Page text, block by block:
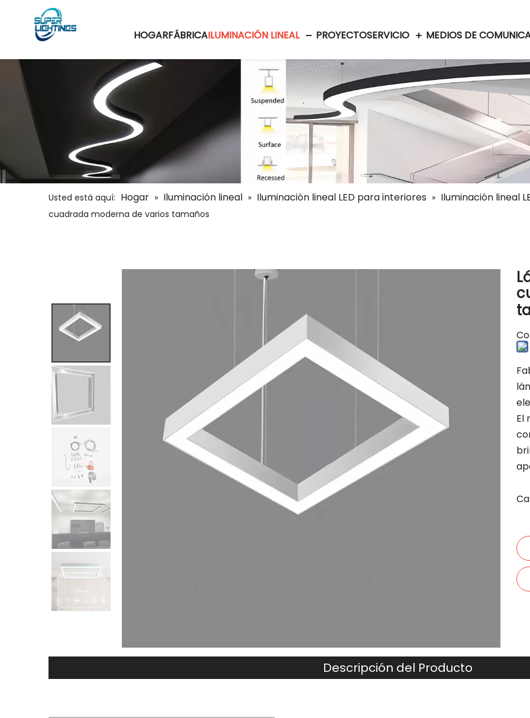
HOGARFÁBRICAILUMINACIÓN LINEAL PROYECTOSERVICIO MEDIOS DE
Usted está aquí: Hogar » Iluminación lineal » Iluminación lineal LED para interiores » Iluminación lineal
cuadrada moderna de varios tamaños
El
Descripción del Producto